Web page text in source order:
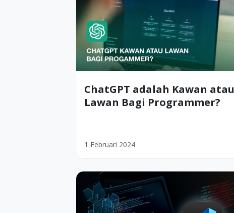
ChatGPT adalah Kawan atau
Lawan Bagi Programmer?
1 Februari 2024